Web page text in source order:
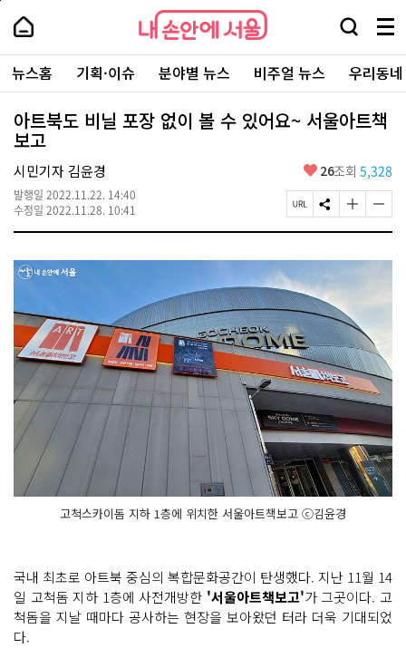
본
로
가
내
손
안
에
서
울
-
서
울
시
대
표
소
통
포
내
손
에
울
검
창
열
기
메
뉴
전
체
보
기
주
요
서
뉴스홈 기획·이슈 분야별 뉴스 비주얼 뉴스 우리동
아트북도 비닐 포장 없이 볼 수 있어요~ 서울아트책
보고
시민기자 김윤경
발행일 2022.11.22. 14:40
수정일 2022.11.28. 10:41
좋
요
26조회 5,328
페
이
U
L
복
사
S
N
공
유
하
기
글
자
기
크
게
경
하
기
글
자
기
작
변
기
고척스카이돔 지하 1층에 위치한 서울아트책보고 ⓒ김윤경
국내 최초로 아트북 중심의 복합문화공간이 탄생했다. 지난 11월 14
일 고척돔 지하 1층에 사전개방한 '서울아트책보고'가 그곳이다. 고
척돔을 지날 때마다 공사하는 현장을 보아왔던 터라 더욱 기대되었
다.
페
상
단
로